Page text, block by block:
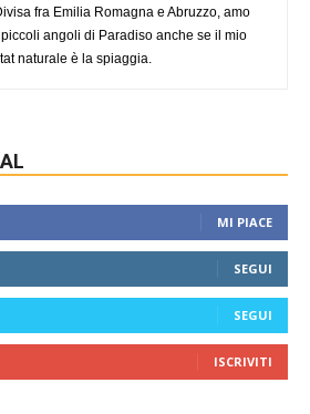
fra Emilia Romagna e Abruzzo, amo
angoli di Paradiso anche se il mio
naturale è la spiaggia.
MI PIACE
SEGUI
SEGUI
ISCRIVITI